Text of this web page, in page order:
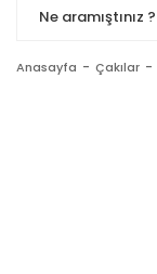
Anasayfa Çakılar